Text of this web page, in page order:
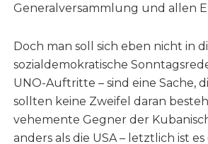
Generalversammlung und allen
Doch man soll sich eben nicht in
sozialdemokratische
UNO-Auftritte – sind eine Sache,
sollten keine Zweifel daran
vehemente Gegner der
anders als die USA – letztlich ist